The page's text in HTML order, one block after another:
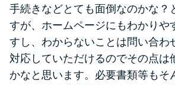
手続きなどとても面倒なのかな？
すが、ホームページにもわかりや
すし、わからないことは問い合わ
対応していただけるのでその点は
かなと思います。必要書類等もそ